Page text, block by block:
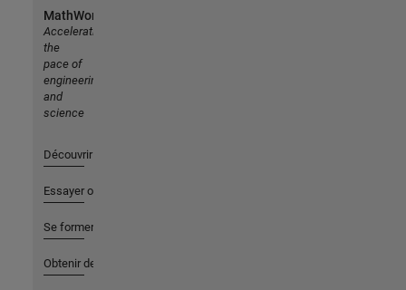
MathWorks
Accelerating
the
pace of
engineering
and
science
Découvrir les produits
Essayer ou acheter
Se former
Obtenir de l'aide